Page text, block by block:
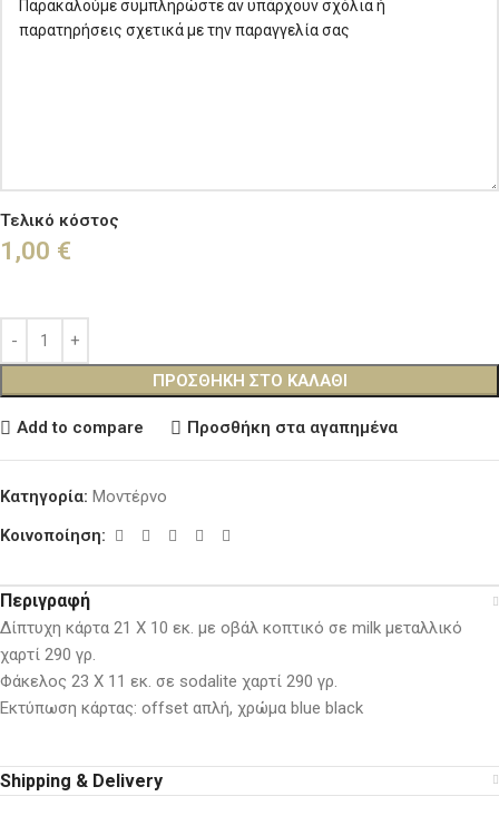
Τελικό κόστος
1,00 €
ΠΡΟΣΘΉΚΗ ΣΤΟ ΚΑΛΆΘΙ
Add to compare Προσθήκη στα αγαπημένα
Κατηγορία: Μοντέρνο
Κοινοποίηση:
Περιγραφή
Δίπτυχη κάρτα 21 Χ 10 εκ. με οβάλ κοπτικό σε milk μεταλλικό
χαρτί 290 γρ.
Φάκελος 23 Χ 11 εκ. σε sodalite χαρτί 290 γρ.
Εκτύπωση κάρτας: offset απλή, χρώμα blue black
Shipping & Delivery